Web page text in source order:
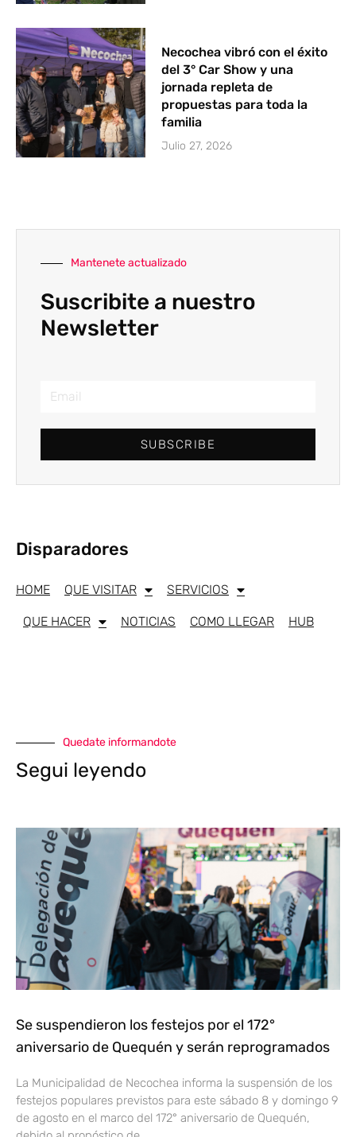
Necochea vibró con el éxito
del 3° Car Show y una
jornada repleta de
propuestas para toda la
familia
Julio 27, 2026
Mantenete actualizado
Suscribite a nuestro
Newsletter
SUBSCRIBE
Disparadores
HOME QUE VISITAR SERVICIOS
QUE HACER NOTICIAS COMO LLEGAR HUB
Quedate informandote
Segui leyendo
Se suspendieron los festejos por el 172°
aniversario de Quequén y serán reprogramados
La Municipalidad de Necochea informa la suspensión de los
festejos populares previstos para este sábado 8 y domingo 9
de agosto en el marco del 172° aniversario de Quequén,